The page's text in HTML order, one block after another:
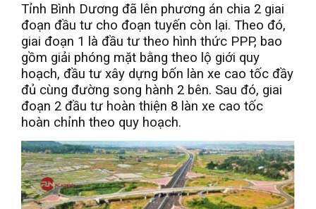
Tỉnh Bình Dương đã lên phương án chia 2 giai
đoạn đầu tư cho đoạn tuyến còn lại. Theo đó,
giai đoạn 1 là đầu tư theo hình thức PPP, bao
gồm giải phóng mặt bằng theo lộ giới quy
hoạch, đầu tư xây dựng bốn làn xe cao tốc đầy
đủ cùng đường song hành 2 bên. Sau đó, giai
đoạn 2 đầu tư hoàn thiện 8 làn xe cao tốc
hoàn chỉnh theo quy hoạch.